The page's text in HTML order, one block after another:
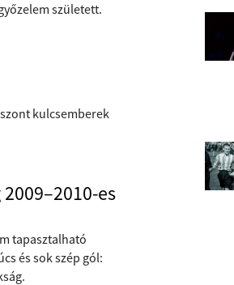
született.
kulcsemberek
es
tapasztalható
és sok szép gól: